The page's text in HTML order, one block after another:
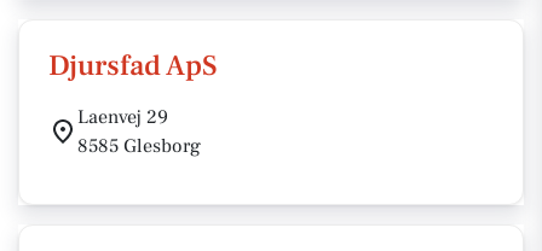
Djursfad ApS
Laenvej 29
8585 Glesborg